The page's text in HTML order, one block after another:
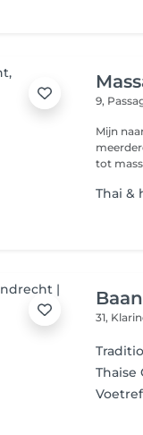
9,
Mijn
tot
Thai &
31,
Thaise